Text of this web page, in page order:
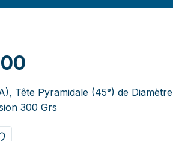
Tête Pyramidale (45°) de Diamètre
300 Grs